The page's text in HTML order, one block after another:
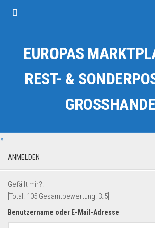
Kategorien
Auto & Motorrad
Fahrzeuge & Transport
Geschäft, Büro & Schreibwaren
Geschenkartikel
Kosmetik & Pflege
EUROPAS
REST- &
GROSSHANDEL
»
ANMELDEN
Gefällt mir?:
[Total: 105 Gesamtbewertung: 3.5
Benutzername oder E-Mail-Adresse